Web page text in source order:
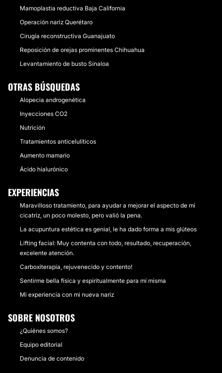
Mamoplastia reductiva Baja California
Operación nariz Querétaro
Cirugía reconstructiva Guanajuato
Reposición de orejas prominentes Chihuahua
Levantamiento de busto Sinaloa
OTRAS BÚSQUEDAS
Alopecia androgenética
Inyecciones CO2
Nutrición
Tratamientos anticelulíticos
Aumento mamario
Ácido hialurónico
EXPERIENCIAS
Maravilloso tratamiento, para ayudar a mejorar el aspecto de mi
cicatriz, un poco molesto, pero valió la pena.
La acupuntura estética es genial, le ha dado forma a mis glúteos
Lifting facial: Muy contenta con todo, resultado, recuperación,
excelente atención.
Carboxiterapia, rejuvenecido y contento!
Sentirme bella física y espiritualmente para mí misma
Mi experiencia con mi nueva nariz
SOBRE NOSOTROS
¿Quiénes somos?
Equipo editorial
Denuncia de contenido